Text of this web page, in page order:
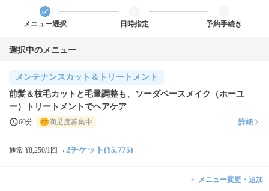
メニュー選択 日時指定 予約手続き
選択中のメニュー
メンテナンスカット＆トリートメント
前髪＆枝毛カットと毛量調整も、ソーダベースメイク（ホーユ
ー）トリートメントでヘアケア
60分 満足度募集中 詳細
通常 ¥8,250/1回 → 2チケット(¥5,775)
＋ メニュー変更・追加